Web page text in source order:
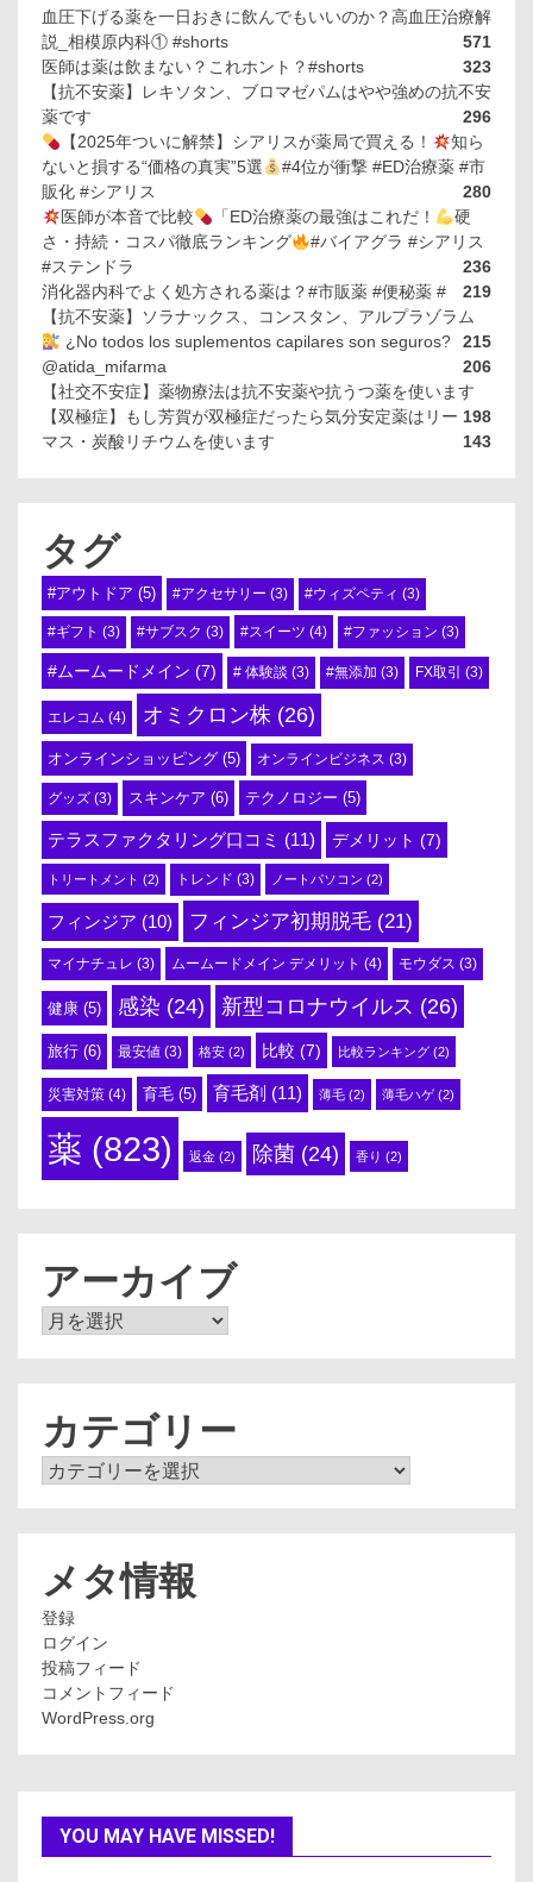
血圧下げる薬を一日おきに飲んでもいいのか？高血圧治療解
説_相模原内科① #shorts
571
医師は薬は飲まない？これホント？#shorts
323
【抗不安薬】レキソタン、ブロマゼパムはやや強めの抗不安
薬です
296
【2025年ついに解禁】シアリスが薬局で買える！
知ら
ないと損する“価格の真実”5選
#4位が衝撃 #ED治療薬 #市
販化 #シアリス
280
医師が本音で比較
「ED治療薬の最強はこれだ！
硬
さ・持続・コスパ徹底ランキング
#バイアグラ #シアリス
#ステンドラ
236
消化器内科でよく処方される薬は？#市販薬 #便秘薬 #
219
【抗不安薬】ソラナックス、コンスタン、アルプラゾラム
215
¿No todos los suplementos capilares son seguros?
@atida_mifarma
206
【社交不安症】薬物療法は抗不安薬や抗うつ薬を使います
198
【双極症】もし芳賀が双極症だったら気分安定薬はリー
マス・炭酸リチウムを使います
143
タグ
#アウトドア (5) #アクセサリー (3) #ウィズペティ (3)
#ギフト (3) #サブスク (3) #スイーツ (4) #ファッション (3)
#ムームードメイン (7) # 体験談 (3) #無添加 (3) FX取引 (3)
エレコム (4) オミクロン株 (26)
オンラインショッピング (5) オンラインビジネス (3)
グッズ (3) スキンケア (6) テクノロジー (5)
テラスファクタリング口コミ (11) デメリット (7)
トリートメント (2) トレンド (3) ノートパソコン (2)
フィンジア (10) フィンジア初期脱毛 (21)
マイナチュレ (3) ムームードメイン デメリット (4) モウダス (3)
健康 (5) 感染 (24) 新型コロナウイルス (26)
旅行 (6) 最安値 (3) 格安 (2) 比較 (7) 比較ランキング (2)
災害対策 (4) 育毛 (5) 育毛剤 (11) 薄毛 (2) 薄毛ハゲ(2)
薬 (823) 返金 (2) 除菌 (24) 香り (2)
アーカイブ
ア
カテゴリー
カ
メタ情報
登録
ログイン
投稿フィード
コメントフィード
WordPress.org
YOU MAY HAVE MISSED!